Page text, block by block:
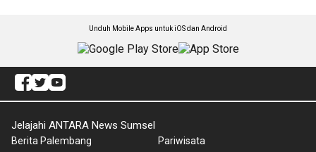
Unduh Mobile Apps untuk iOS dan Android
Jelajahi ANTARA News Sumsel
Berita Palembang Pariwisata